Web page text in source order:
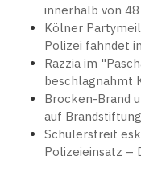
innerhalb von
Kölner
Polizei fahndet
Razzia im
beschlagnahmt
Brocken-Brand
auf
Schülerstreit
Polizeieinsatz –